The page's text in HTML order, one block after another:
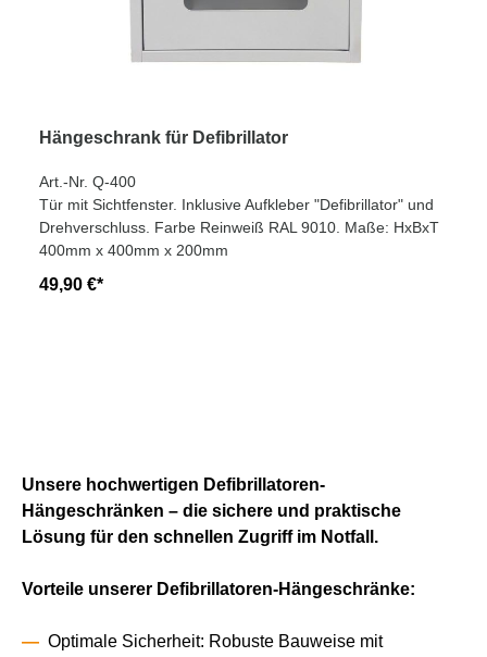
Hängeschrank für Defibrillator
Art.-Nr. Q-400
Tür mit Sichtfenster. Inklusive Aufkleber "Defibrillator" und
Drehverschluss. Farbe Reinweiß RAL 9010. Maße: HxBxT
400mm x 400mm x 200mm
49,90 €*
Unsere hochwertigen Defibrillatoren-
Hängeschränken – die sichere und praktische
Lösung für den schnellen Zugriff im Notfall.
Vorteile unserer Defibrillatoren-Hängeschränke:
Optimale Sicherheit: Robuste Bauweise mit